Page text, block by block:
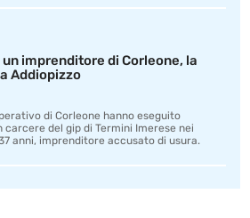
imprenditore di Corleone, la
Addiopizzo
di Corleone hanno eseguito
carcere del gip di Termini Imerese nei
anni, imprenditore accusato di usura.